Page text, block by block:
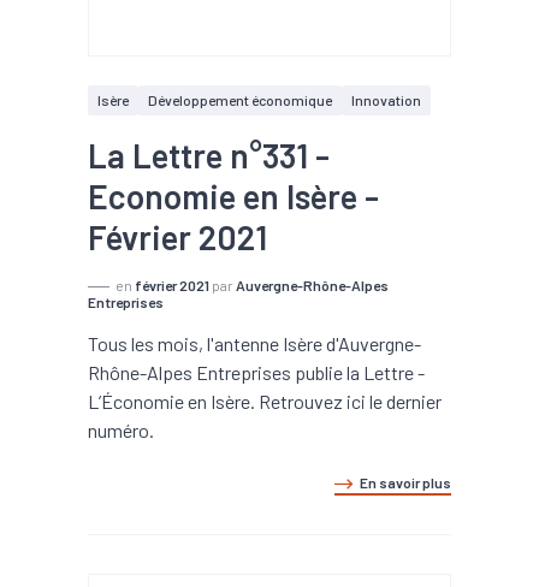
Isère Développement économique Innovation
La Lettre n°331 -
Economie en Isère -
Février 2021
en février 2021 par Auvergne-Rhône-Alpes
Entreprises
Tous les mois, l'antenne Isère d'Auvergne-
Rhône-Alpes Entreprises publie la Lettre -
L’Économie en Isère. Retrouvez ici le dernier
numéro.
En savoir plus